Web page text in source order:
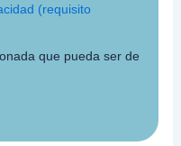
(requisito
que pueda ser de